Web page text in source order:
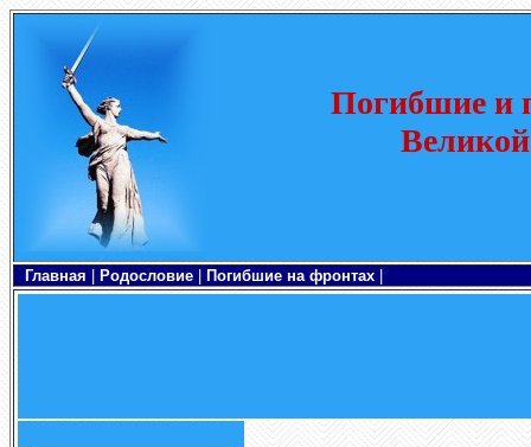
Погибшие и
Главная Родословие Погибшие на фронтах